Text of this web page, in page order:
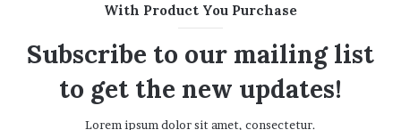
With Product You Purchase
Subscribe to our mailing list
to get the new updates!
Lorem ipsum dolor sit amet, consectetur.